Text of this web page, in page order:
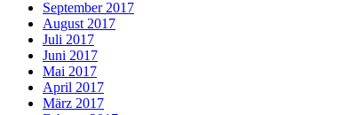
September 2017
August 2017
Juli 2017
Juni 2017
Mai 2017
April 2017
März 2017